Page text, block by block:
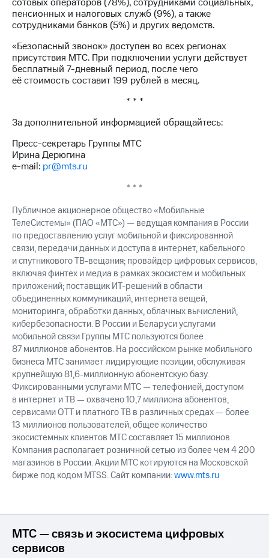
акций
Описание
Программа
приобретения
Порядок
выкупа
облигаций
Описание
Еврооблигации-2023
Уведомление
облигаций
Другое
Регистратор
Реквизиты
Контакты
развитие
деловая этика
На главную
пенсионных и налоговых служб (9%), а также
сотрудниками банков (5%) и других ведомств.
«Безопасный звонок» доступен во всех регионах
присутствия МТС. При подключении услуги действует
бесплатный 7-дневный период, после чего
её стоимость составит 199 рублей в месяц.
* * *
За дополнительной информацией обращайтесь:
Пресс-секретарь Группы МТС
Ирина Дерюгина
e-mail: pr@mts.ru
* * *
Публичное акционерное общество «Мобильные
ТелеСистемы» (ПАО «МТС») — ведущая компания в России
по предоставлению услуг мобильной и фиксированной
связи, передачи данных и доступа в интернет, кабельного
и спутникового ТВ-вещания; провайдер цифровых сервисов,
включая финтех и медиа в рамках экосистем и мобильных
приложений; поставщик ИТ-решений в области
объединенных коммуникаций, интернета вещей,
мониторинга, обработки данных, облачных вычислений,
кибербезопасности. В России и Беларуси услугами
мобильной связи Группы МТС пользуются более
87 миллионов абонентов. На российском рынке мобильного
бизнеса МТС занимает лидирующие позиции, обслуживая
крупнейшую 81,6-миллионную абонентскую базу.
Фиксированными услугами МТС — телефонией, доступом
в интернет и ТВ — охвачено 10,7 миллиона абонентов,
сервисами OTT и платного ТВ в различных средах — более
13 миллионов пользователей, общее количество
экосистемных клиентов МТС составляет 15 миллионов.
Компания располагает розничной сетью из более чем 4 200
магазинов в России. Акции МТС котируются на Московской
бирже под кодом MTSS. Сайт компании:www.mts.ru
МТС — связь и экосистема цифровых
сервисов